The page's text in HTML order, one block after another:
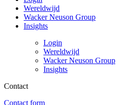
Wereldwijd
Wacker Neuson Group
Insights
Login
Wereldwijd
Wacker Neuson Group
Insights
Contact
Contact form